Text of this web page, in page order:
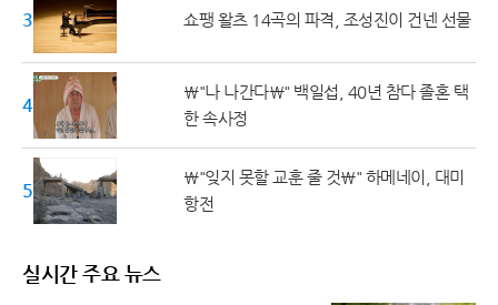
30대 쇼팽 왈츠 14곡의 파격, 조성진이 건넨 선물
40대
\"나 나간다\" 백일섭, 40년 참다 졸혼 택
한 속사정
50대 ↑
\"잊지 못할 교훈 줄 것\" 하메네이, 대미
항전
실시간 주요 뉴스